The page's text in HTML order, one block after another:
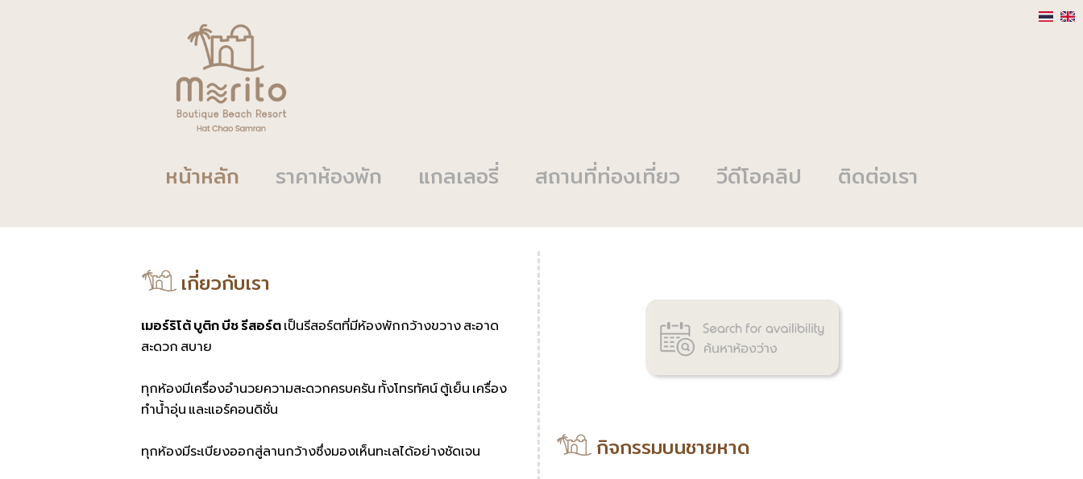
หน้าหลัก ราคาห้องพัก แกลเลอรี่ สถานที่ท่องเที่ยว วีดีโอคลิป ติดต่อเรา
เกี่ยวกับเรา
เมอร์ริโต้ บูติก บีช รีสอร์ตเป็นรีสอร์ตที่มีห้องพักกว้างขวาง สะอาด
สะดวก สบาย
ทุกห้องมีเครื่องอำนวยความสะดวกครบครัน ทั้งโทรทัศน์ ตู้เย็น เครื่อง
ทำน้ำอุ่น และแอร์คอนดิชั่น
ทุกห้องมีระเบียงออกสู่ลานกว้างซึ่งมองเห็นทะเลได้อย่างชัดเจน
กิจกรรมบนชายหาด